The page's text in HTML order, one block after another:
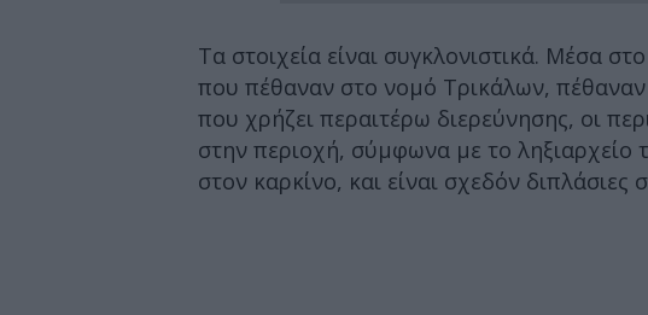
Τα στοιχεία είναι συγκλονιστικά. Μέσα
που πέθαναν στο νομό Τρικάλων, πέθαναν
που χρήζει περαιτέρω διερεύνησης, οι
στην περιοχή, σύμφωνα με το ληξιαρχείο
στον καρκίνο, και είναι σχεδόν διπλάσιες